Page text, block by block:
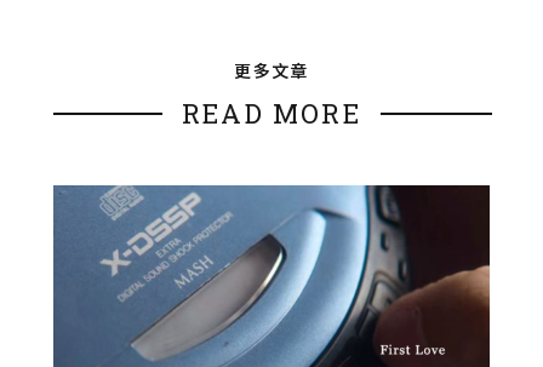
更多文章
READ MORE